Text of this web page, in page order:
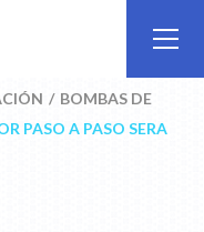
BOMBAS DE
PASO A PASO SERA